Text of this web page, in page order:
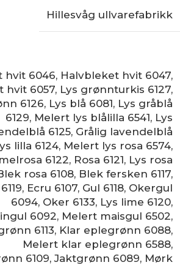
Hillesvåg ullvarefabrikk
hvit 6046, Halvbleket hvit 6047,
hvit 6057, Lys grønnturkis 6127,
6126, Lys blå 6081, Lys gråblå
6129, Melert lys blålilla 6541, Lys
6125, Grålig lavendelblå
lilla 6124, Melert lys rosa 6574,
6122, Rosa 6121, Lys rosa
rosa 6108, Blek fersken 6117,
, Ecru 6107, Gul 6118, Okergul
6094, Oker 6133, Lys lime 6120,
6092, Melert maisgul 6502,
6113, Klar eplegrønn 6088,
Melert klar eplegrønn 6588,
6109,Jaktgrønn 6089, Mørk